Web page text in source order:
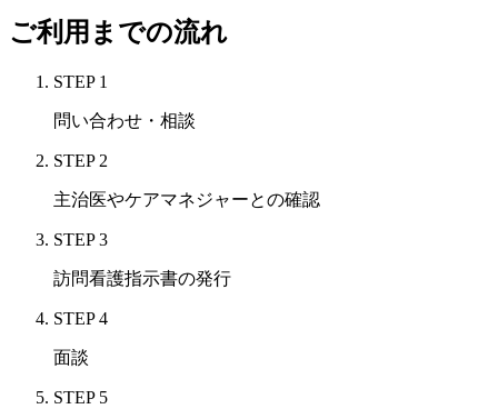
ご利用までの流れ
STEP 1
問い合わせ・相談
STEP 2
主治医やケアマネジャーとの確認
STEP3
訪問看護指示書の発行
STEP4
面談
STEP 5